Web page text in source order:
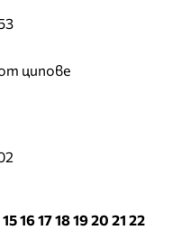
ципове
151617181920 21 22